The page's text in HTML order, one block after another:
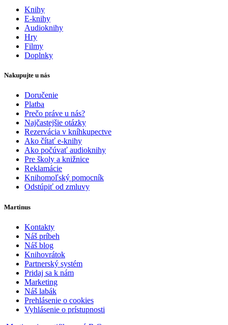
Knihy
E-knihy
Audioknihy
Hry
Filmy
Doplnky
Nakupujte u nás
Doručenie
Platba
Prečo práve u nás?
Najčastejšie otázky
Rezervácia v kníhkupectve
Ako čítať e-knihy
Ako počúvať audioknihy
Pre školy a knižnice
Reklamácie
Knihomoľský pomocník
Odstúpiť od zmluvy
Martinus
Kontakty
Náš príbeh
Náš blog
Knihovrátok
Partnerský systém
Pridaj sa k nám
Marketing
Náš labák
Prehlásenie o cookies
Vyhlásenie o prístupnosti